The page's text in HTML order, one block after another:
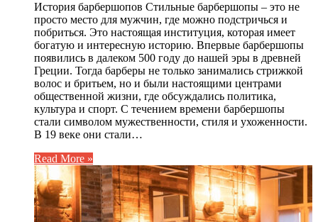
История барбершопов Стильные барбершопы – это не
просто место для мужчин, где можно подстричься и
побриться. Это настоящая институция, которая имеет
богатую и интересную историю. Впервые барбершопы
появились в далеком 500 году до нашей эры в древней
Греции. Тогда барберы не только занимались стрижкой
волос и бритьем, но и были настоящими центрами
общественной жизни, где обсуждались политика,
культура и спорт. С течением времени барбершопы
стали символом мужественности, стиля и ухоженности.
В 19 веке они стали…
Read More »